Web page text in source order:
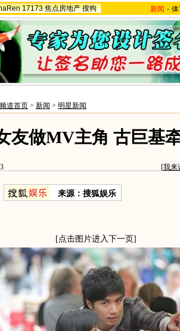
17173 焦点房地产 搜狗 新闻 -
道首页 > 新闻 > 明星新闻
友做MV主角 古巨基
[我来
来源：搜狐娱乐
[点击图片进入下一页]